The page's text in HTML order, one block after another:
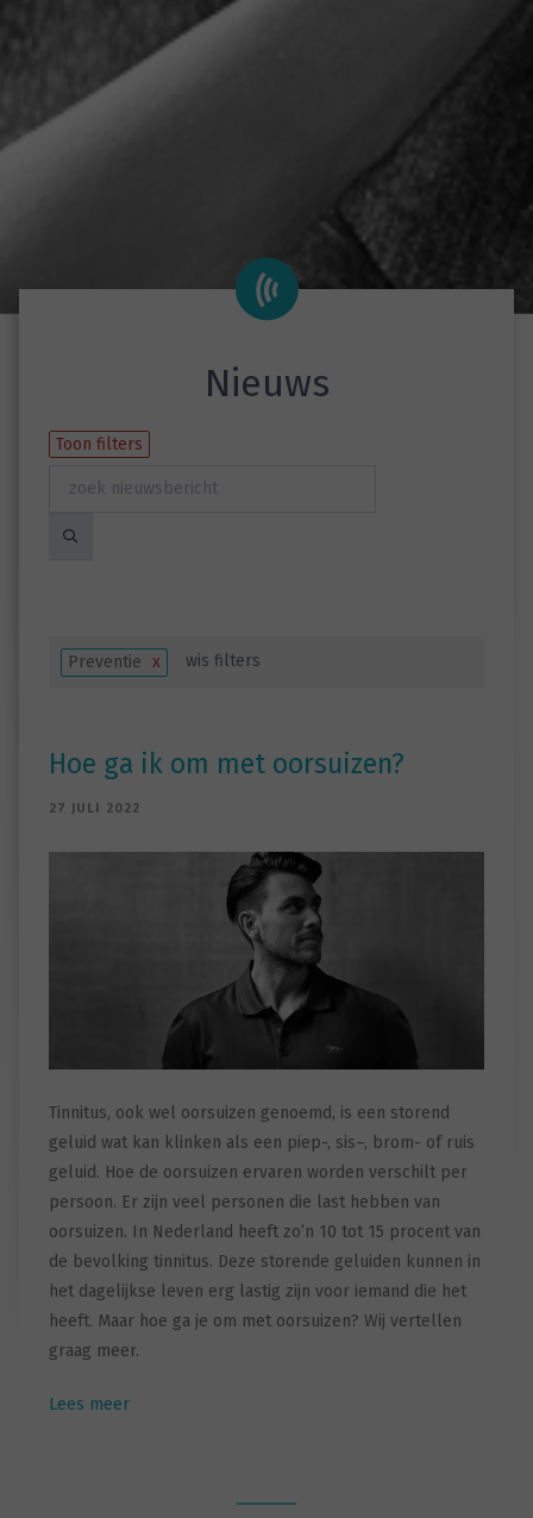
Nieuws
Toon filters
Preventie x wis filters
Hoe ga ik om met oorsuizen?
27 JULI 2022
Tinnitus, ook wel oorsuizen genoemd, is een storend
geluid wat kan klinken als een piep-, sis–, brom- of ruis
geluid. Hoe de oorsuizen ervaren worden verschilt per
persoon. Er zijn veel personen die last hebben van
oorsuizen. In Nederland heeft zo’n 10 tot 15 procent van
de bevolking tinnitus. Deze storende geluiden kunnen in
het dagelijkse leven erg lastig zijn voor iemand die het
heeft. Maar hoe ga je om met oorsuizen? Wij vertellen
graag meer.
Lees meer